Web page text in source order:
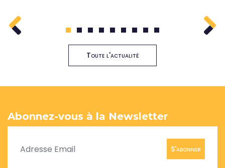
1 2 3 4 5 6 7 8 9
Toute l'actualité
Abonnez-vous à la Newsletter
S'abonner